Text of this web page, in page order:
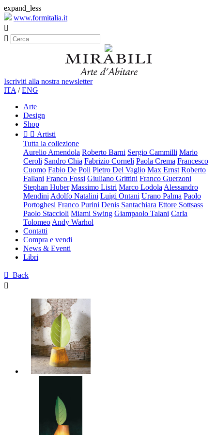
expand_less
www.formitalia.it


Iscriviti alla nostra newsletter
ITA /ENG
Arte
Design
Shop
  Artisti
Tutta la collezione
Aurelio Amendola Roberto Barni Sergio Cammilli Mario
Ceroli Sandro Chia Fabrizio Corneli Paola Crema Francesco
Cuomo Fabio De Poli Pietro Del Vaglio Max Ernst Roberto
Fallani Franco Fossi Giuliano Grittini Franco Guerzoni
Stephan Huber Massimo Listri Marco Lodola Alessandro
Mendini Adolfo Natalini Luigi Ontani Urano Palma Paolo
Portoghesi Franco Purini Denis Santachiara Ettore Sottsass
Paolo Staccioli Miami Swing Giampaolo Talani Carla
Tolomeo Andy Warhol
Contatti
Compra e vendi
News & Eventi
Libri
 Back
